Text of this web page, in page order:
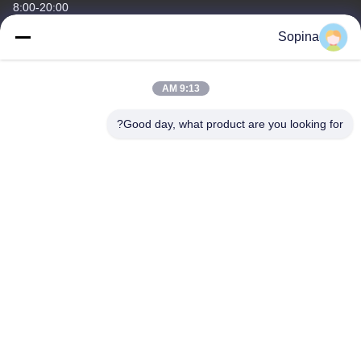
8:00-20:00
آدرس ما Sopina
9:13 AM
Good day, what product are you looking for?